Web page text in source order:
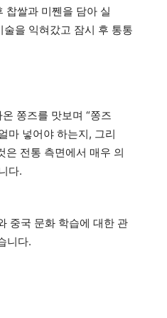
찹쌀과 미쩬을 담아 실
을 익혀갔고 잠시 후 통통
쫑즈를 맛보며 “쫑즈
마 넣어야 하는지, 그리
은 전통 측면에서 매우 의
다.
중국 문화 학습에 대한 관
니다.